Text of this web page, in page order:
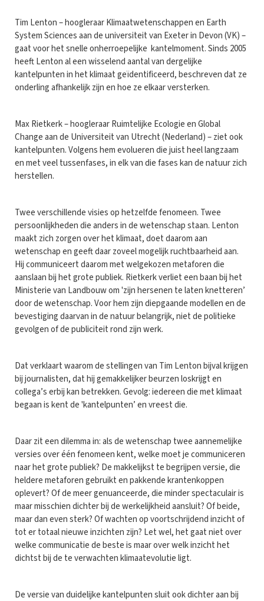
Tim Lenton – hoogleraar Klimaatwetenschappen en Earth
System Sciences aan de universiteit van Exeter in Devon (VK) –
gaat voor het snelle onherroepelijke kantelmoment. Sinds 2005
heeft Lenton al een wisselend aantal van dergelijke
kantelpunten in het klimaat geïdentificeerd, beschreven dat ze
onderling afhankelijk zijn en hoe ze elkaar versterken.
Max Rietkerk – hoogleraar Ruimtelijke Ecologie en Global
Change aan de Universiteit van Utrecht (Nederland) – ziet ook
kantelpunten. Volgens hem evolueren die juist heel langzaam
en met veel tussenfases, in elk van die fases kan de natuur zich
herstellen.
Twee verschillende visies op hetzelfde fenomeen. Twee
persoonlijkheden die anders in de wetenschap staan. Lenton
maakt zich zorgen over het klimaat, doet daarom aan
wetenschap en geeft daar zoveel mogelijk ruchtbaarheid aan.
Hij communiceert daarom met welgekozen metaforen die
aanslaan bij het grote publiek. Rietkerk verliet een baan bij het
Ministerie van Landbouw om 'zijn hersenen te laten knetteren’
door de wetenschap. Voor hem zijn diepgaande modellen en de
bevestiging daarvan in de natuur belangrijk, niet de politieke
gevolgen of de publiciteit rond zijn werk.
Dat verklaart waarom de stellingen van Tim Lenton bijval krijgen
bij journalisten, dat hij gemakkelijker beurzen loskrijgt en
collega’s erbij kan betrekken. Gevolg: iedereen die met klimaat
begaan is kent de 'kantelpunten’ en vreest die.
Daar zit een dilemma in: als de wetenschap twee aannemelijke
versies over één fenomeen kent, welke moet je communiceren
naar het grote publiek? De makkelijkst te begrijpen versie, die
heldere metaforen gebruikt en pakkende krantenkoppen
oplevert? Of de meer genuanceerde, die minder spectaculair is
maar misschien dichter bij de werkelijkheid aansluit? Of beide,
maar dan even sterk? Of wachten op voortschrijdend inzicht of
tot er totaal nieuwe inzichten zijn? Let wel, het gaat niet over
welke communicatie de beste is maar over welk inzicht het
dichtst bij de te verwachten klimaatevolutie ligt.
De versie van duidelijke kantelpunten sluit ook dichter aan bij